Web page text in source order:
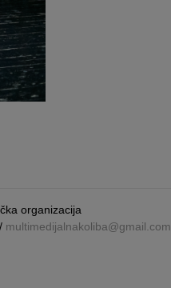
organizacija
multimedijalnakoliba@gmail.com